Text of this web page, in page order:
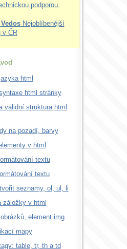
podporou.
VedosNejoblíbenější
v ČR
html
html stránky
validní struktura html
na pozadí, barvy
v html
textu
textu
seznamy, ol, ul, li
záložky v html
element img
mapy
table, tr, th a td